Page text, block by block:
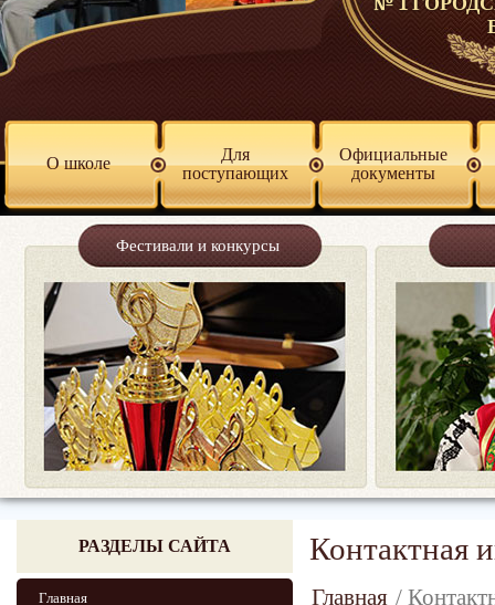
О школе
Для
поступающих
Официальные
документы
Фестивали и конкурсы
РАЗДЕЛЫ САЙТА
Главная
Контактная
Главная /